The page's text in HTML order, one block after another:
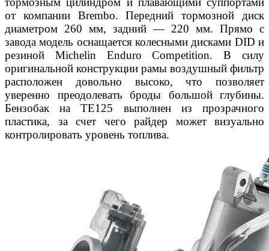
от компании Brembo. Передний тормозной диск
диаметром 260 мм, задний — 220 мм. Прямо с
завода модель оснащается колесными дисками DID и
резиной Michelin Enduro Competition. В силу
оригинальной конструкции рамы воздушный фильтр
расположен довольно высоко, что позволяет
уверенно преодолевать броды большой глубины.
Бензобак на TE125 выполнен из прозрачного
пластика, за счет чего райдер может визуально
контролировать уровень топлива.